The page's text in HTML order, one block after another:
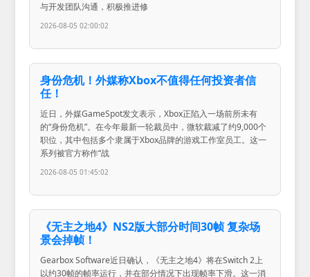
与开发团队沟通，积极推进修
2026-08-05 02:00:02
身份危机！外媒称Xbox不值得任何投资者信
任！
近日，外媒GameSpot发文表示，Xbox正陷入一场前所未有
的“身份危机”。在今年最新一轮裁员中，微软裁减了约9,000个
职位，其中包括多个隶属于Xbox品牌的游戏工作室员工。这一
系列被官方称作“战
2026-08-05 01:45:02
《无主之地4》NS2版大部分时间30帧 复杂场
景会掉帧！
Gearbox Software近日确认，《无主之地4》将在Switch 2上
以约30帧的帧率运行，并在部分情况下出现帧率下滑。这一消